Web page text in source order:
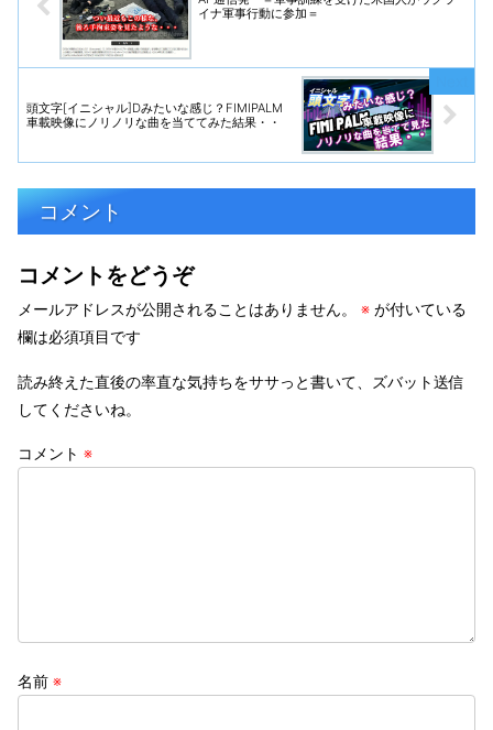
イナ軍事行動に参加＝
頭文字[イニシャル]Dみたいな感じ？FIMIPALM
車載映像にノリノリな曲を当ててみた結果・・
コメント
コメントをどうぞ
メールアドレスが公開されることはありません。 ※ が付いている
欄は必須項目です
読み終えた直後の率直な気持ちをササっと書いて、ズバット送信
してくださいね。
コメント ※
名前 ※